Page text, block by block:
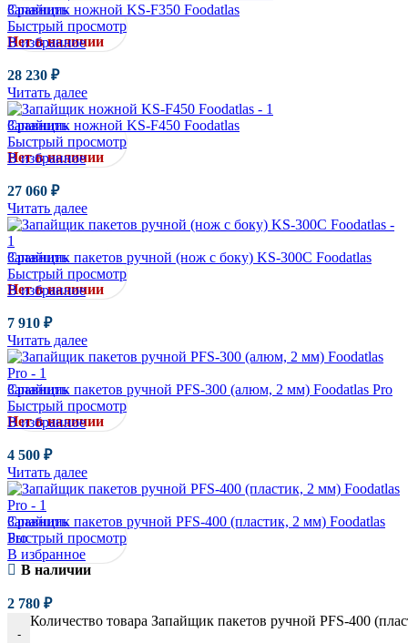
Сравнить
Быстрый просмотр
В избранное
Запайщик ножной KS-F350 Foodatlas
Нет в наличии
28 230 ₽
Читать далее
Сравнить
Быстрый просмотр
В избранное
Запайщик ножной KS-F450 Foodatlas
Нет в наличии
27 060 ₽
Читать далее
Сравнить
Быстрый просмотр
В избранное
Запайщик пакетов ручной (нож с боку) KS-300C Foodatlas
Нет в наличии
7 910 ₽
Читать далее
Сравнить
Быстрый просмотр
В избранное
Запайщик пакетов ручной PFS-300 (алюм, 2 мм) Foodatlas Pro
Нет в наличии
4 500 ₽
Читать далее
Сравнить
Быстрый просмотр
В избранное
Запайщик пакетов ручной PFS-400 (пластик, 2 мм) Foodatlas
Pro
В наличии
2 780 ₽
-
Количество товара Запайщик пакетов ручной PFS-400